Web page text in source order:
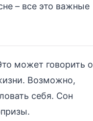
– все это важные
может говорить о
Возможно,
себя. Сон